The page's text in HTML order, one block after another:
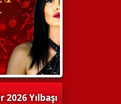
2026 Yılbaşı